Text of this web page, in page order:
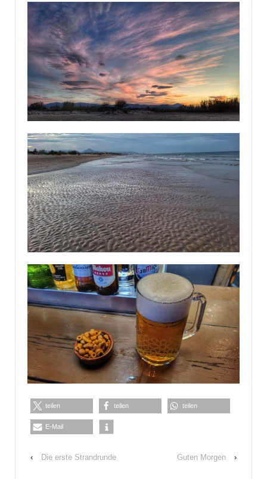
teilen teilen teilen
E-Mail
‹ Die erste Strandrunde Guten Morgen ›